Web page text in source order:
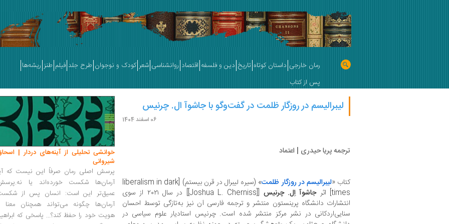
رمان خارجی داستان کوتاه تاریخ دین و فلسفه اقتصاد روانشناسی شعر کودک و نوجوان طرح جلد فیلم طنز ریشه‌ها
پس از کتاب
لیبرالیسم در روزگار ظلمت در گفت‌وگو با جاشوآ ال. چرنیس
06 اسفند 1404
ترجمه پریا حیدری | اعتماد
کتاب «لیبرالیسم در روزگار ظلمت
» (سیره‌ لیبرال در قرن بیستم) [liberalism in dark
times] اثر
جاشوآ اِل. چرنیس
[[Joshua L. Cherniss]] در سال ۲۰۲۱ از سوی
انتشارات دانشگاه پرینستون منتشر و ترجمه‌ فارسی آن نیز به‌تازگی توسط احسان
سنایی‌اردکانی در نشر مرکز منتشر شده است. چرنیس استادیار علوم سیاسی در
خوانشی تحلیلی از آینه‌های دردار |
شیروانی
پرسش اصلی رمان صرفاً این نیست که
آرمان‌ها شکست خورده‌اند یا
عمیق‌تر این است: انسان پس از
آرمان‌ها چگونه می‌تواند همچنان معنا
هویت خود را حفظ کند؟... پاسخی که